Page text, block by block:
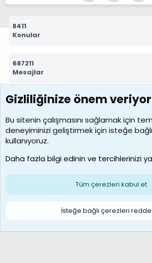
8411
Konular
687211
Mesajlar
7388
Kullanıcılar
borabekirogluu
Son üye
Çerezler
S
Gizliliğinize önem
Bu sitenin çalışmasını sağlamak için
deneyiminizi geliştirmek için isteğe
kullanıyoruz.
Daha fazla bilgi edinin ve tercihlerinizi
Tüm çerezleri kabul et
İsteğe bağlı çerezleri